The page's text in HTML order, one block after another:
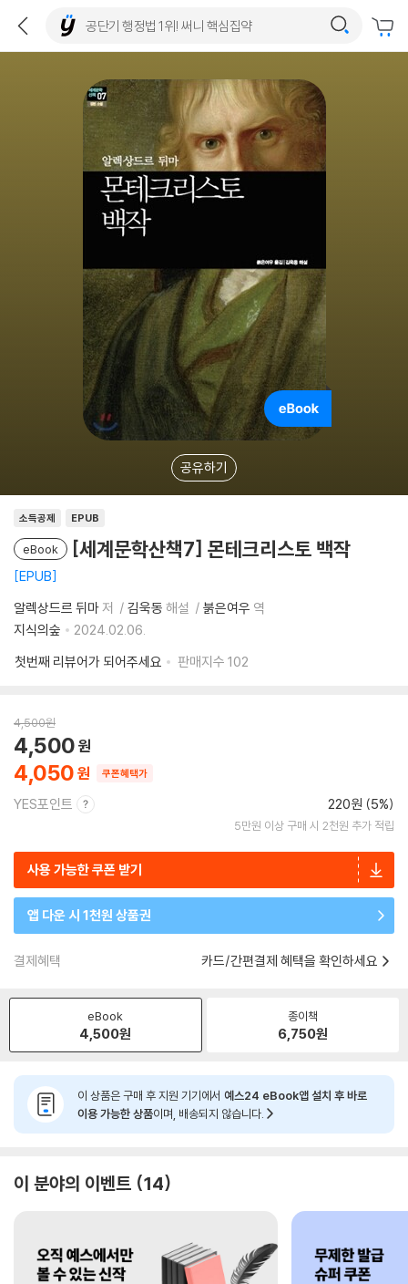
공유하기
소득공제 EPUB
eBook [세계문학산책7] 몬테크리스토 백작
EPUB
알렉상드르 뒤마저 김욱동 해설 붉은여우 역
지식의숲
2024.02.06.
첫번째 리뷰어가 되어주세요
판매지수 102
4,500원
4,050
4,500
쿠폰혜택가
YES포인트 220원 (5%)
5만원 이상 구매 시 2천원 추가 적립
사용 가능한 쿠폰 받기
앱 다운 시 1천원 상품권
결제혜택 카드/간편결제 혜택을 확인하세요
eBook
4,500원
종이책
6,750원
이 상품은 구매 후 지원 기기에서 예스24 eBook앱 설치 후 바로
이용 가능한 상품이며, 배송되지 않습니다.
이 분야의 이벤트 14